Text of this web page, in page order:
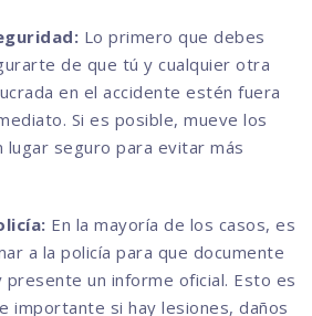
Lo primero que debes
de que tú y cualquier otra
en el accidente estén fuera
Si es posible, mueve los
lugar seguro para evitar más
En la mayoría de los casos, es
a la policía para que documente
presente un informe oficial. Esto es
importante si hay lesiones, daños